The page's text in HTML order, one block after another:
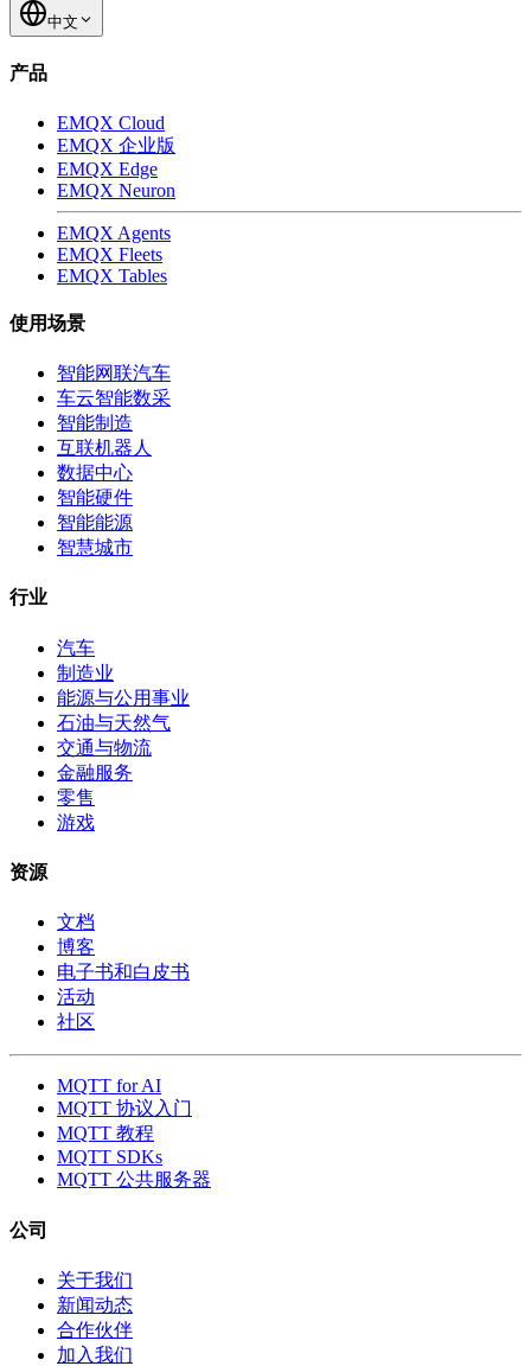
中文
产品
EMQX Cloud
EMQX 企业版
EMQX Edge
EMQX Neuron
EMQX Agents
EMQX Fleets
EMQX Tables
使用场景
智能网联汽车
车云智能数采
智能制造
互联机器人
数据中心
智能硬件
智能能源
智慧城市
行业
汽车
制造业
能源与公用事业
石油与天然气
交通与物流
金融服务
零售
游戏
资源
文档
博客
电子书和白皮书
活动
社区
MQTT for AI
MQTT 协议入门
MQTT 教程
MQTT SDKs
MQTT 公共服务器
公司
关于我们
新闻动态
合作伙伴
加入我们